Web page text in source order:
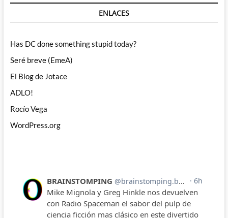
ENLACES
Has DC done something stupid today?
Seré breve (EmeA)
El Blog de Jotace
ADLO!
Rocío Vega
WordPress.org